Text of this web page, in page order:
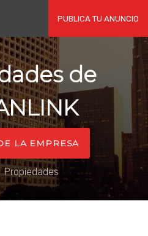
PUBLICA TU ANUNCIO
de
LA EMPRESA
Propiedades